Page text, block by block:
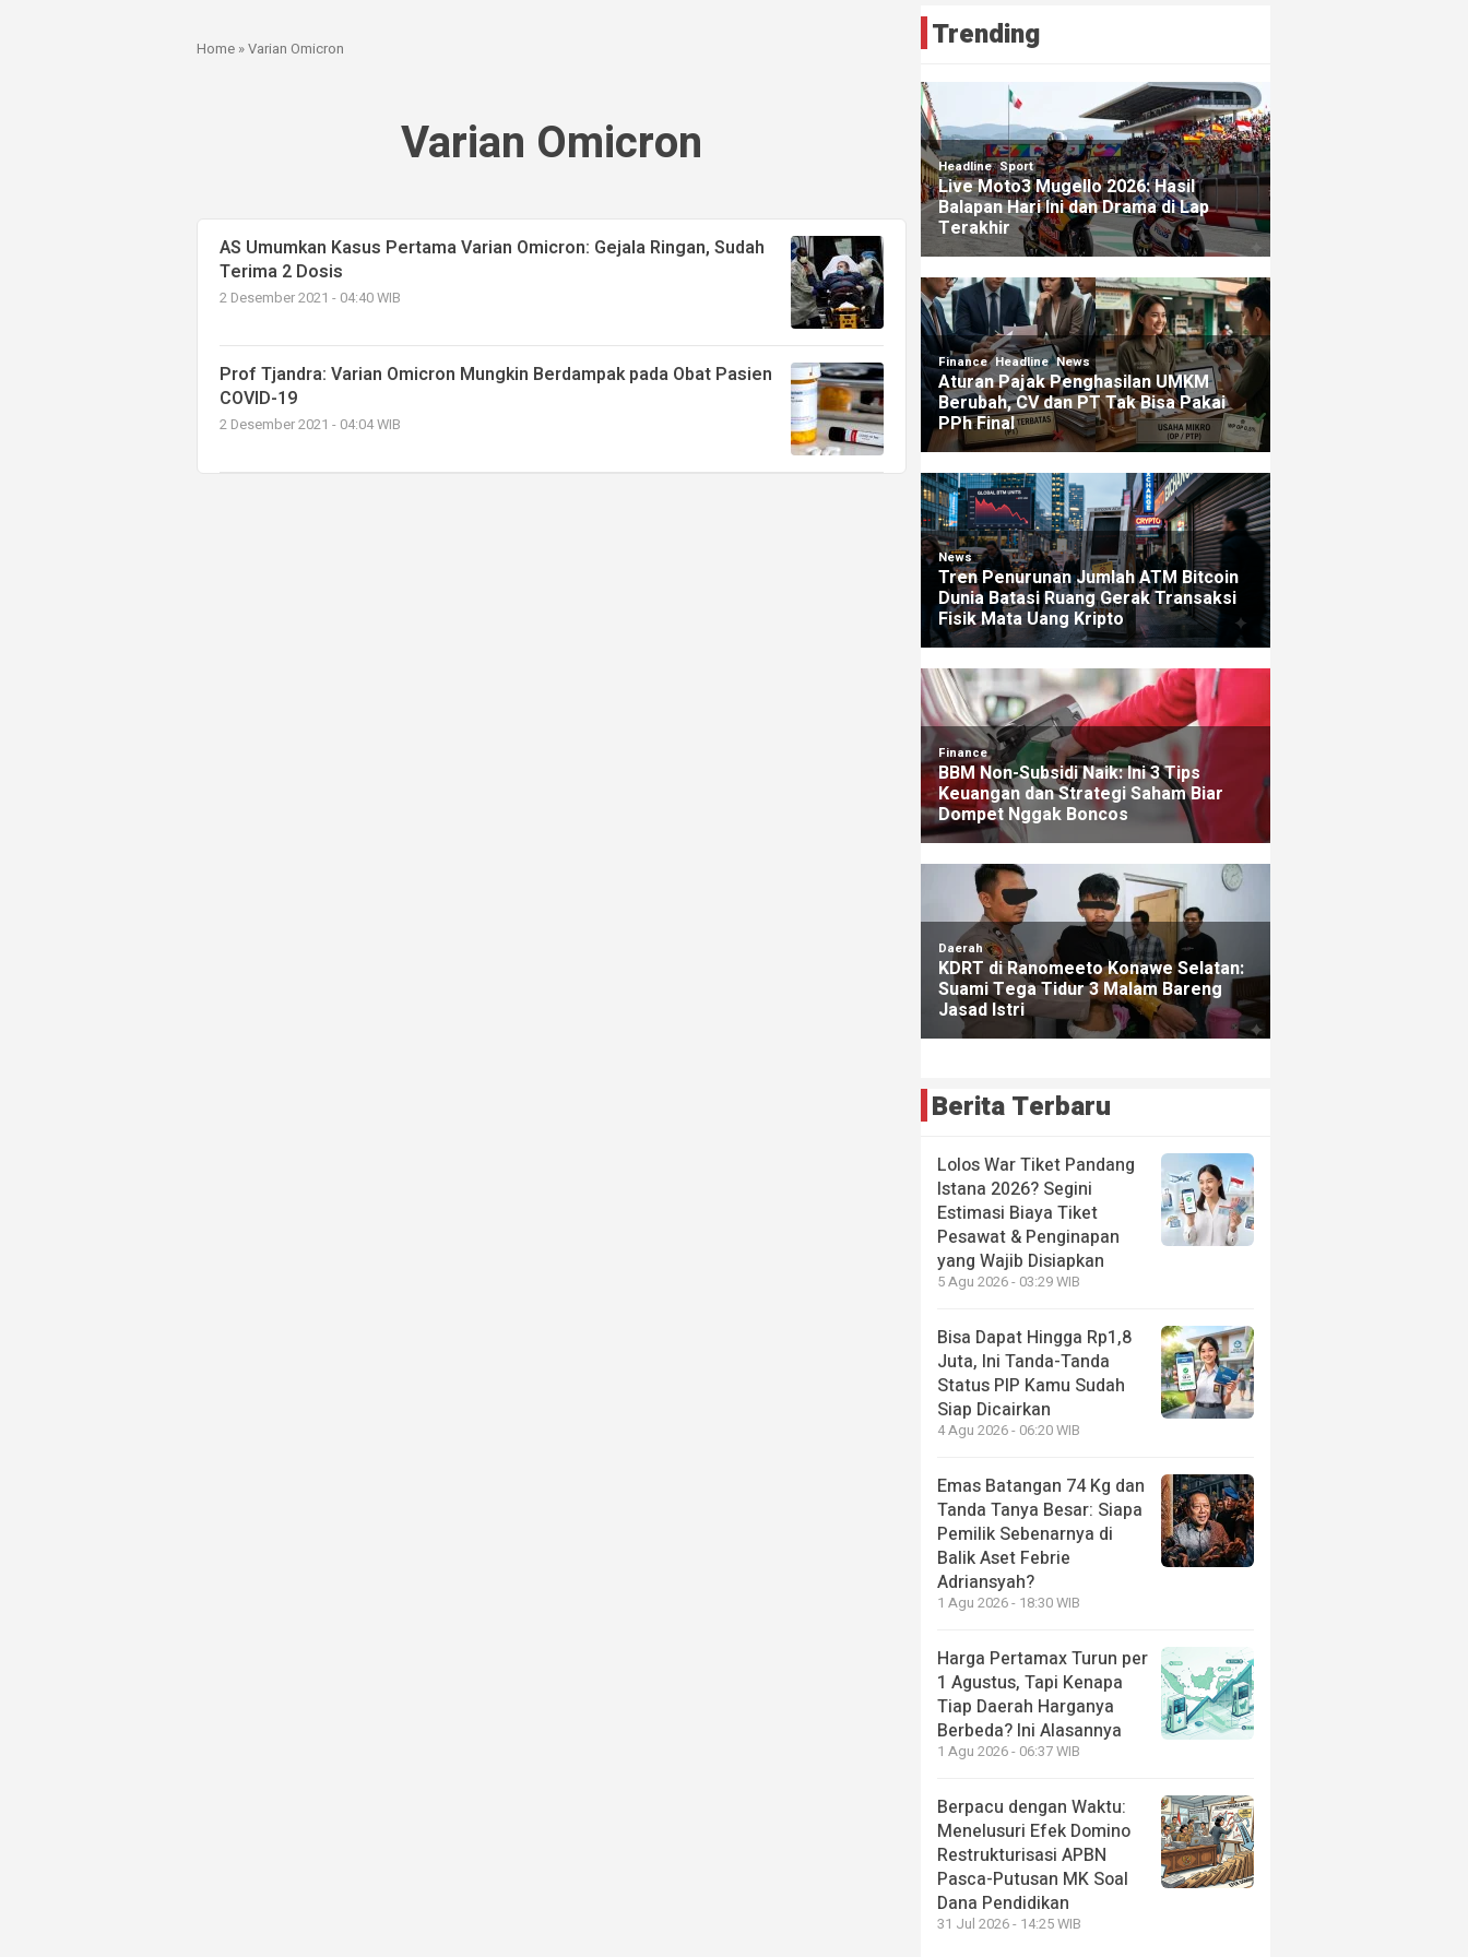
Home »Varian Omicron
Varian Omicron
AS Umumkan Kasus Pertama Varian Omicron: Gejala Ringan, Sudah
Terima 2 Dosis
2 Desember 2021 - 04:40 WIB
Prof Tjandra: Varian Omicron Mungkin Berdampak pada Obat Pasien
COVID-19
2 Desember 2021 - 04:04 WIB
Trending
Berita Terbaru
Lolos War Tiket Pandang
Istana 2026? Segini
Estimasi Biaya Tiket
Pesawat & Penginapan
yang Wajib Disiapkan
5 Agu 2026 - 03:29 WIB
Bisa Dapat Hingga Rp1,8
Juta, Ini Tanda-Tanda
Status PIP Kamu Sudah
Siap Dicairkan
4 Agu 2026 - 06:20 WIB
Emas Batangan 74 Kg dan
Tanda Tanya Besar: Siapa
Pemilik Sebenarnya di
Balik Aset Febrie
Adriansyah?
1 Agu 2026 - 18:30 WIB
Harga Pertamax Turun per
1 Agustus, Tapi Kenapa
Tiap Daerah Harganya
Berbeda? Ini Alasannya
1 Agu 2026 - 06:37 WIB
Berpacu dengan Waktu:
Menelusuri Efek Domino
Restrukturisasi APBN
Pasca-Putusan MK Soal
Dana Pendidikan
31 Jul 2026 - 14:25 WIB